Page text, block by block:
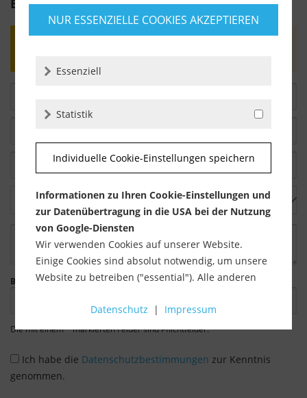
Bewertung schreiben
Bitte geben Sie die Zeichenfolge in das nachfolgende Textfeld ein.
Die mit einem * markierten Felder sind Pflichtfelder.
Ich habe die Datenschutzbestimmungen zur Kenntnis
genommen.
NUR ESSENZIELLE COOKIES AKZEPTIEREN
Essenziell
Statistik
Individuelle Cookie-Einstellungen speichern
Informationen zu Ihren Cookie-Einstellungen und
zur Datenübertragung in die USA bei der Nutzung
von Google-Diensten
Wir verwenden Cookies auf unserer Website.
Einige Cookies sind absolut notwendig, um unsere
Website zu betreiben ("essential"). Alle anderen
Verwendung zustimmen (z. B. für Google Maps).
Akkordeon-Elementen können Sie wählen, ob Sie
"nur wesentliche Cookies ", "alle Cookies
Datenschutz | Impressum